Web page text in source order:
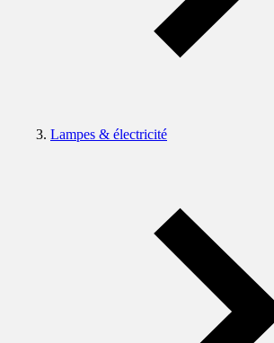
Lampes & électricité